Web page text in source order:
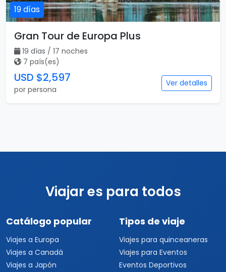
19 días
Gran Tour de Europa Plus
19 días / 17 noches
7 país(es)
USD $2,597
por persona
Ver detalles
Viajar es para todos
Catálogo popular
Viajes a Europa
Viajes a Canadá
Viajes a Japón
Tipos de viaje
Viajes para quinceaneras
Viajes para Eventos
Eventos Deportivos